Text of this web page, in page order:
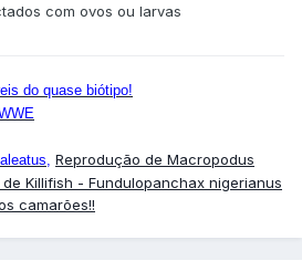
com ovos ou larvas
do quase biótipo!
, Reprodução de Macropodus
Killifish - Fundulopanchax nigerianus
camarões!!